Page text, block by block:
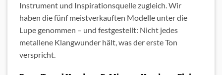
Instrument und Inspirationsquelle zugleich. Wir
haben die fünf meistverkauften Modelle unter die
Lupe genommen – und festgestellt: Nicht jedes
metallene Klangwunder hält, was der erste Ton
verspricht.